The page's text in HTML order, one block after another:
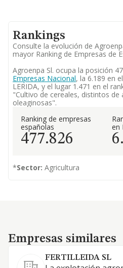
Rankings
Consulte la evolución de
mayor Ranking de Empresas de
Agroenpa Sl. ocupa la posición
Empresas Nacional, la 6.189 en
LERIDA, y el lugar 1.471 en el
"Cultivo de cereales, distintos de
oleaginosas".
Ranking de empresas
españolas
477.826
en
*Sector: Agricultura
Empresas similares
Empresas similares
FERTILLEIDA SL